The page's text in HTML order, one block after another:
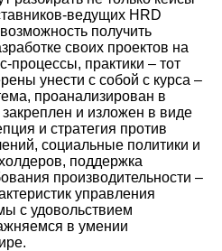
ведущих HRD
получить
своих проектов на
процессы, практики – тот
унести с собой с курса –
проанализирован в
и изложен в виде
и стратегия против
социальные политики и
поддержка
производительности –
управления
с удовольствием
в умении